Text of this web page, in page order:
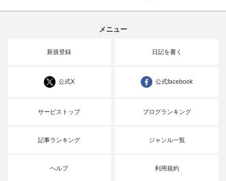
メニュー
新規登録 日記を書く
公式X 公式facebook
サービストップ ブログランキング
記事ランキング ジャンル一覧
ヘルプ 利用規約